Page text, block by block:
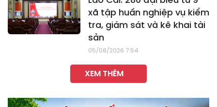
xã tập huấn nghiệp vụ kiểm
tra, giám sát và kê khai tài
sản
05/08/2026 7:54
XEM THÊM